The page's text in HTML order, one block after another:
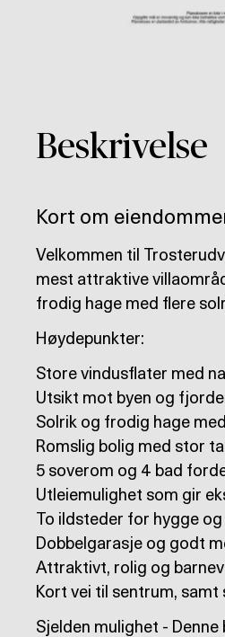
Beskrivelse
Kort om
Velkommen til
mest attraktive
frodig hage med flere
Høydepunkter:
Store vindusflater med
Utsikt mot byen og
Solrik og frodig hage
Romslig bolig med stor
5 soverom og 4 bad
Utleiemulighet som gir
To ildsteder for hygge
Dobbelgarasje og godt
Attraktivt, rolig og
Kort vei til sentrum, samt
Sjelden mulighet - Denne